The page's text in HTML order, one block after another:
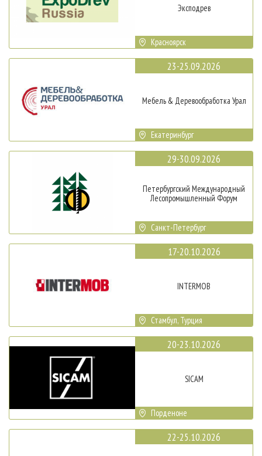
Эксподрев
Красноярск
23-25.09.2026
Мебель & Деревообработка Урал
Екатеринбург
29-30.09.2026
Петербургский Международный
Лесопромышленный Форум
Санкт-Петербург
17-20.10.2026
INTERMOB
Стамбул, Турция
20-23.10.2026
SICAM
Порденоне
22-25.10.2026